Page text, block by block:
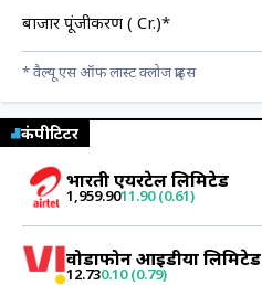
बाजार पूंजीकरण (₹ Cr.)*
* वैल्यू एस ऑफ लास्ट क्लोज प्राइस
कंपीटिटर
भारती एयरटेल लिमिटेड
1,959.9011.90 (0.61)
वोडाफोन आइडीया लिमिटेड
12.730.10 (0.79)